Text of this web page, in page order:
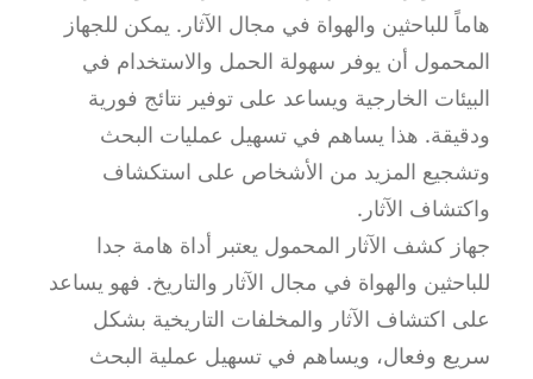
هاماً للباحثين والهواة في مجال الآثار. يمكن للجهاز
المحمول أن يوفر سهولة الحمل والاستخدام في
البيئات الخارجية ويساعد على توفير نتائج فورية
ودقيقة. هذا يساهم في تسهيل عمليات البحث
وتشجيع المزيد من الأشخاص على استكشاف
واكتشاف الآثار.
جهاز كشف الآثار المحمول يعتبر أداة هامة جدا
للباحثين والهواة في مجال الآثار والتاريخ. فهو يساعد
على اكتشاف الآثار والمخلفات التاريخية بشكل
سريع وفعال، ويساهم في تسهيل عملية البحث